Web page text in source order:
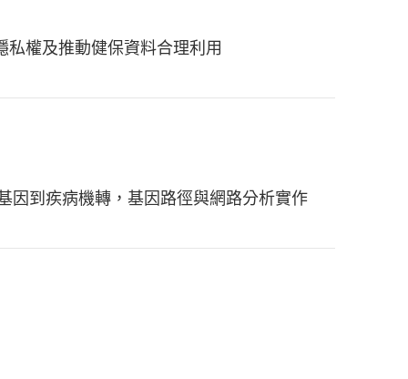
私權及推動健保資料合理利用
因到疾病機轉，基因路徑與網路分析實作